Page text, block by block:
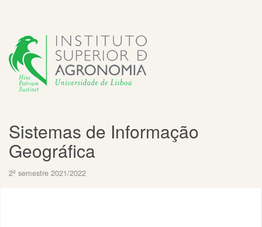
Sistemas de Informação
Geográfica
2º semestre 2021/2022